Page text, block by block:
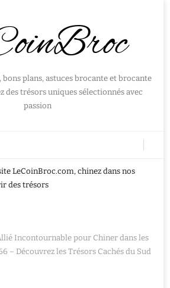
bons plans, astuces brocante et brocante
des trésors uniques sélectionnés avec
passion
LeCoinBroc.com, chinez dans nos
des trésors
Incontournable pour Chiner dans les
– Découvrez les Trésors Cachés du Sud